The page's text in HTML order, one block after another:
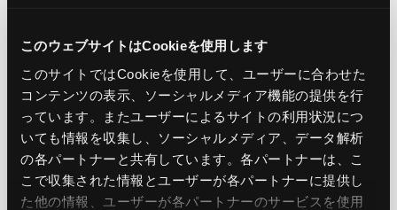
このウェブサイトはCookieを使用します
このサイトではCookieを使用して、ユーザーに合わせた
コンテンツの表示、ソーシャルメディア機能の提供を行
っています。またユーザーによるサイトの利用状況につ
いても情報を収集し、ソーシャルメディア、データ解析
の各パートナーと共有しています。各パートナーは、こ
こで収集された情報とユーザーが各パートナーに提供し
た他の情報、ユーザーが各パートナーのサービスを使用
この記事をシェア